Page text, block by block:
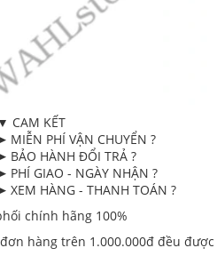
▼ CAM KẾT
MIỄN PHÍ VẬN CHUYỂN ?
BẢO HÀNH ĐỔI TRẢ ?
PHÍ GIAO - NGÀY NHẬN ?
XEM HÀNG - THANH TOÁN ?
chính hãng 100%
hàng trên 1.000.000đ đều